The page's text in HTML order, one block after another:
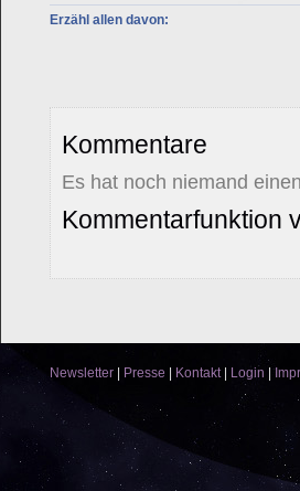
Erzähl allen davon:
Kommentare
Es hat noch niemand
Kommentarfunktion
Newsletter Presse Kontakt| Login